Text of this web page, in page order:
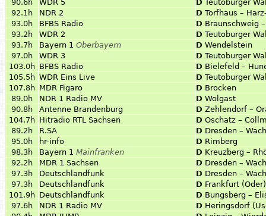
90.6h
WDR 5 D Teutoburger
92.1h
NDR 2 D Torfhaus –
93.0h
BFBS Radio D Braunschweig
93.2h
WDR 2 D Teutoburger
93.7h
Bayern 1 Oberbayern D Wendelstein
97.0h
WDR 3 D Teutoburger
103.0h BFBS Radio D Bielefeld –
105.5h WDR Eins Live D Teutoburger
107.8h MDR Figaro D Brocken
89.0h
NDR 1 Radio MV D Wolgast
90.8h
Antenne Brandenburg D Zehlendorf –
104.7h Hitradio RTL Sachsen D Oschatz –
89.2h
R.SA D Dresden –
95.0h
hr-info D Rimberg
98.3h
Bayern 1 Mainfranken D Kreuzberg –
92.2h
MDR 1 Sachsen D Dresden –
97.3h
Deutschlandfunk D Dresden –
97.3h
Deutschlandfunk D Frankfurt
101.9h Deutschlandfunk D Bungsberg –
97.6h
NDR 1 Radio MV D Heringsdorf